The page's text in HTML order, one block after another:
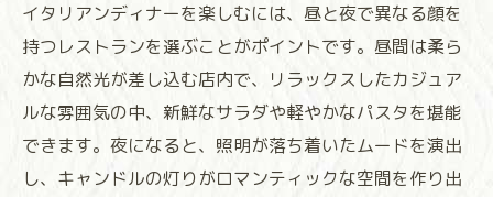
イタリアンディナーを楽しむには、昼と夜で異なる顔を
持つレストランを選ぶことがポイントです。昼間は柔ら
かな自然光が差し込む店内で、リラックスしたカジュア
ルな雰囲気の中、新鮮なサラダや軽やかなパスタを堪能
できます。夜になると、照明が落ち着いたムードを演出
し、キャンドルの灯りがロマンティックな空間を作り出